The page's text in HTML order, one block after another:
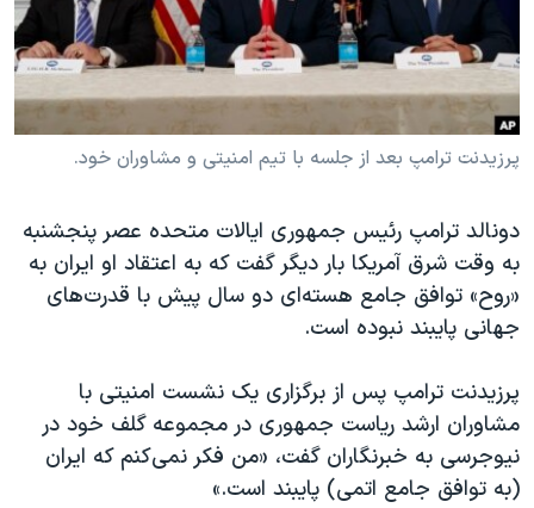
فرهنگ و زندگی
حقوق شهروندی
اقتصادی
علم و فناوری
گالری عکس
آرشیو پخش زنده
مستندها
انتخابات ریاست جمهوری آمریکا ۲۰۲۴
حمله جمهوری اسلامی به اسرائیل
رمز مهسا
اعتراضات زن، زندگی، آزادی
مجموعه مستندهای دادخواهی
تریبونال مردمی آبان ۹۸
چهل سال گروگان‌گیری
قانون شفافیت دارائی کادر رهبری ایران
اعتراضات مردمی آبان ۹۸
پرزیدنت ترامپ بعد از جلسه با تیم امنیتی و مشاوران خود.
دونالد ترامپ رئیس جمهوری ایالات متحده عصر پنجشنبه
به وقت شرق آمریکا بار دیگر گفت که به اعتقاد او ایران به
«روح» توافق جامع هسته‌ای دو سال پیش با قدرت‌های
جهانی پایبند نبوده است.
پرزیدنت ترامپ پس از برگزاری یک نشست امنیتی با
مشاوران ارشد ریاست جمهوری در مجموعه گلف خود در
نیوجرسی به خبرنگاران گفت، «من فکر نمی‌کنم که ایران
(به توافق جامع اتمی) پایبند است.»